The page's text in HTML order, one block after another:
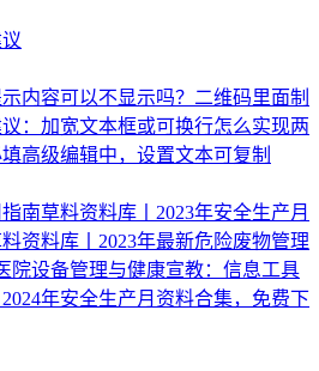
内容可以不显示吗？ 二维码里面制
：加宽文本框或可换行怎么实现两
高级编辑中，设置文本可复制
南草料资料库丨2023年安全生产月
资料库丨2023年最新危险废物管理
院设备管理与健康宣教：信息工具
年安全生产月资料合集，免费下